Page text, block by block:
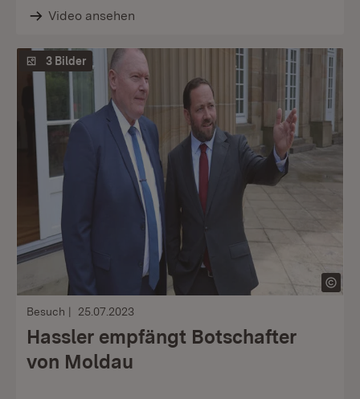
Video ansehen
3 Bilder
Besuch 25.07.2023
Hassler empfängt Botschafter
von Moldau